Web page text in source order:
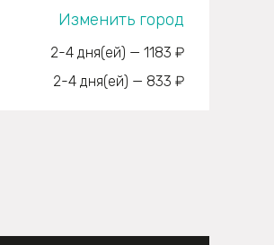
Изменить город
1183 ₽
—
2-4 дня(ей)
833 ₽
—
2-4 дня(ей)